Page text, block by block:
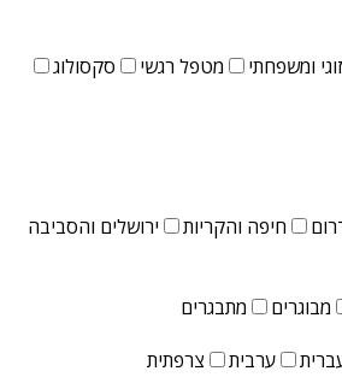
ומשפחתי מטפל רגשי
סקסולוג
חיפה והקריות ירושלים והסביבה
מבוגרים
מתבגרים
ערבית צרפתית